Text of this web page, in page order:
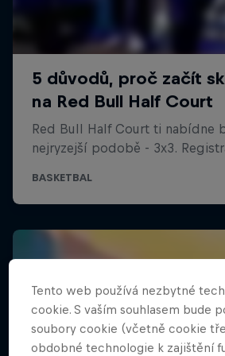
Tento web používá nezbytné
cookie. S vaším souhlasem bude
soubory cookie (včetně cookie
obdobné technologie k zajištění